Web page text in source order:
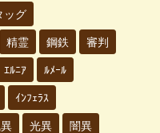
ッグ
精霊 鋼鉄 審判
ｴﾙﾆｱ ﾙﾒｰﾙ
ｲﾝﾌｪﾗｽ
光異 闇異